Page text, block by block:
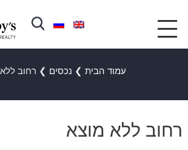
עמוד הבית ❯ נכסים ❯ רחוב
רחוב ללא מוצא